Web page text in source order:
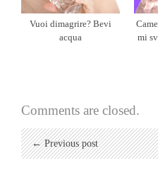
Vuoi dimagrire? Bevi
acqua
mi
Comments are closed.
← Previous post